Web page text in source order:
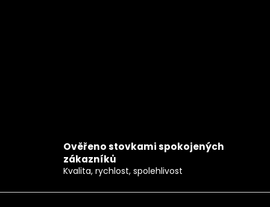
Ověřeno stovkami spokojených
zákazníků
Kvalita, rychlost, spolehlivost
Zápatí